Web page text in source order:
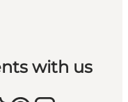
with us